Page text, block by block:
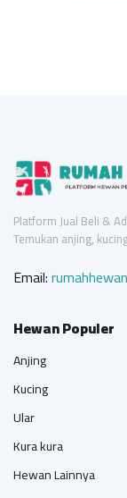
Platform Jual Beli &
Temukan anjing,
Email:
Hewan Populer
Anjing
Kucing
Ular
Kura kura
Hewan Lainnya